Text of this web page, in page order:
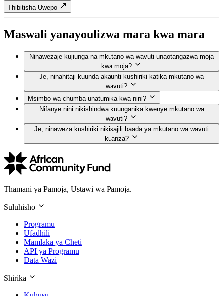
Thibitisha Uwepo
Maswali yanayoulizwa mara kwa mara
Ninawezaje kujiunga na mkutano wa wavuti unaotangazwa moja
kwa moja?
Je, ninahitaji kuunda akaunti kushiriki katika mkutano wa
wavuti?
Msimbo wa chumba unatumika kwa nini?
Nifanye nini nikishindwa kuunganika kwenye mkutano wa
wavuti?
Je, ninaweza kushiriki nikisajili baada ya mkutano wa wavuti
kuanza?
Thamani ya Pamoja, Ustawi wa Pamoja.
Suluhisho
Programu
Ufadhili
Mamlaka ya Cheti
API ya Programu
Data Wazi
Shirika